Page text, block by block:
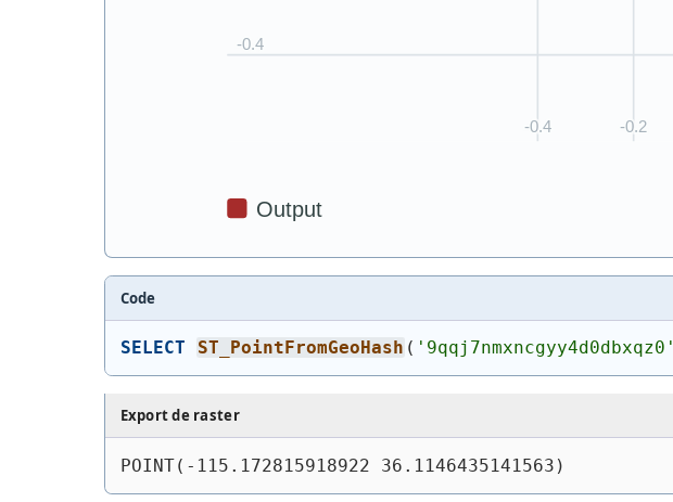
Code
SELECT ST_PointFromGeoHash ( '9qqj7nmxncgyy4d0dbxqz0'
Export de raster
POINT(-115.172815918922 36.1146435141563)